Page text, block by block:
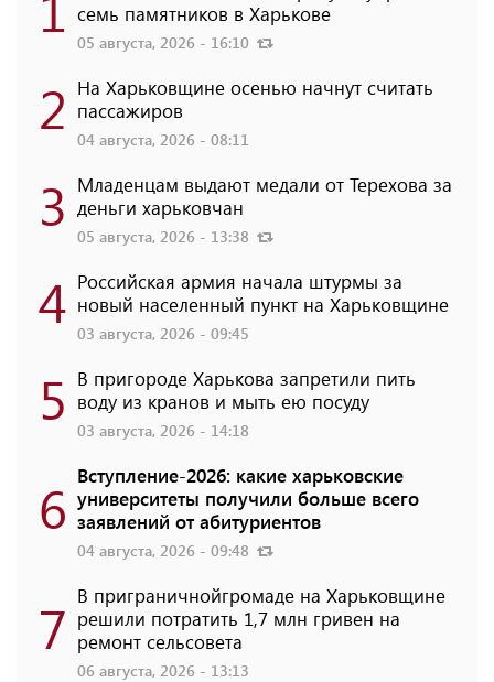
семь памятников в Харькове
05 августа, 2026 - 16:10
2 На Харьковщине осенью начнут считать
пассажиров
04 августа, 2026 - 08:11
3 Младенцам выдают медали от Терехова за
деньги харьковчан
05 августа, 2026 - 13:38
4 Российская армия начала штурмы за
новый населенный пункт на Харьковщине
03 августа, 2026 - 09:45
5 В пригороде Харькова запретили пить
воду из кранов и мыть ею посуду
03 августа, 2026 - 14:18
6 Вступление-2026: какие харьковские
университеты получили больше всего
заявлений от абитуриентов
04 августа, 2026 - 09:48
7 В приграничнойгромаде на Харьковщине
решили потратить 1,7 млн ​​гривен на
ремонт сельсовета
06 августа, 2026 - 13:13